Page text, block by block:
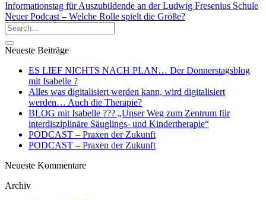
Informationstag für Auszubildende an der Ludwig Fresenius Schule
Neuer Podcast – Welche Rolle spielt die Größe?
Neueste Beiträge
ES LIEF NICHTS NACH PLAN… Der Donnerstagsblog
mit Isabelle ?
Alles was digitalisiert werden kann, wird digitalisiert
werden… Auch die Therapie?
BLOG mit Isabelle ??‍? „Unser Weg zum Zentrum für
interdisziplinäre Säuglings- und Kindertherapie“
PODCAST – Praxen der Zukunft
PODCAST – Praxen der Zukunft
Neueste Kommentare
Archiv